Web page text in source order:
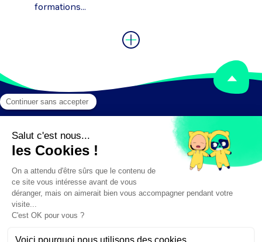
formations...
Mentions légales